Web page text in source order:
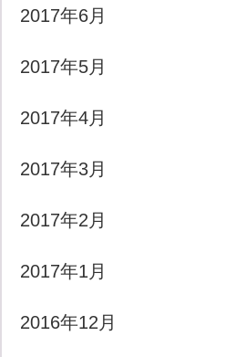
2017年6月
2017年5月
2017年4月
2017年3月
2017年2月
2017年1月
2016年12月